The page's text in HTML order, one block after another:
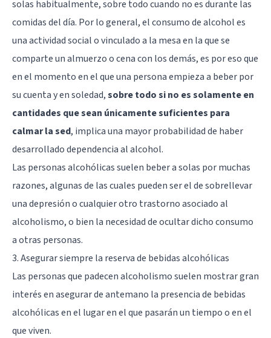
solas habitualmente, sobre todo cuando no es durante las
comidas del día. Por lo general, el consumo de alcohol es
una actividad social o vinculado a la mesa en la que se
comparte un almuerzo o cena con los demás, es por eso que
en el momento en el que una persona empieza a beber por
su cuenta y en soledad,sobre todo si no es solamente en
cantidades que sean únicamente suficientes para
calmar la sed, implica una mayor probabilidad de haber
desarrollado dependencia al alcohol.
Las personas alcohólicas suelen beber a solas por muchas
razones, algunas de las cuales pueden ser el de sobrellevar
una depresión o cualquier otro trastorno asociado al
alcoholismo, o bien la necesidad de ocultar dicho consumo
a otras personas.
3. Asegurar siempre la reserva de bebidas alcohólicas
Las personas que padecen alcoholismo suelen mostrar gran
interés en asegurar de antemano la presencia de bebidas
alcohólicas en el lugar en el que pasarán un tiempo o en el
que viven.